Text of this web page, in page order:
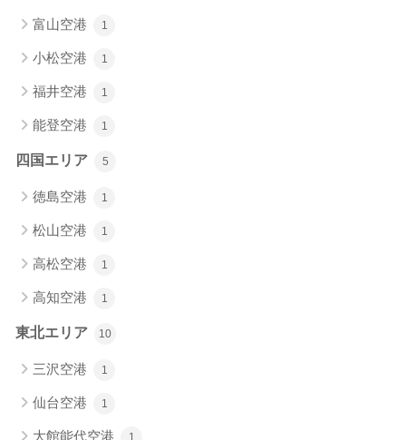
富山空港 1
小松空港 1
福井空港 1
能登空港 1
四国エリア 5
徳島空港 1
松山空港 1
高松空港 1
高知空港 1
東北エリア 10
三沢空港 1
仙台空港 1
大館能代空港 1